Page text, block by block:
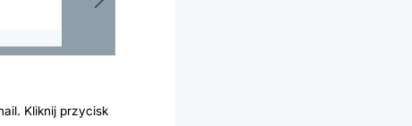
Kliknij przycisk
Następny